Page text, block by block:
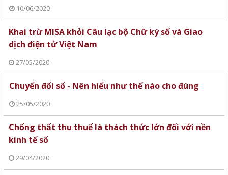
10/06/2020
Khai trừ MISA khỏi Câu lạc bộ Chữ ký số và Giao
dịch điện tử Việt Nam
27/05/2020
Chuyển đổi số - Nên hiểu như thế nào cho đúng
25/05/2020
Chống thất thu thuế là thách thức lớn đối với nền
kinh tế số
29/04/2020